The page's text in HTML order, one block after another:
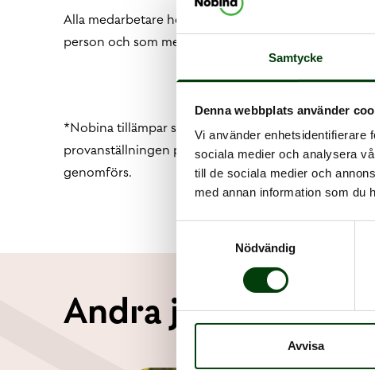
Samtycke
Denna webbplats använder
Vi använder enhetsidentifierare
sociala medier och analysera
till de sociala medier och
med annan information som du
Nödvändig
Avvisa
Alla medarbetare hos Nobina får en bra
person och som mekaniker. I Skaraborg finns våra
*Nobina tillämpar sex månaders provanställning för
provanställningen påbörjas tas alltid ett utdrag ur
genomförs.
Andra jobb hos